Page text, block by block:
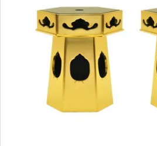
五条袈裟
色衣・裳附
黒衣・直綴
黒衣・直綴
白衣・色服
白帯・足袋
記念品・おつかいも
の
灯明具・灯明準備用
品
土香炉・香炉台・香
盒
きん・きん台・鳴物